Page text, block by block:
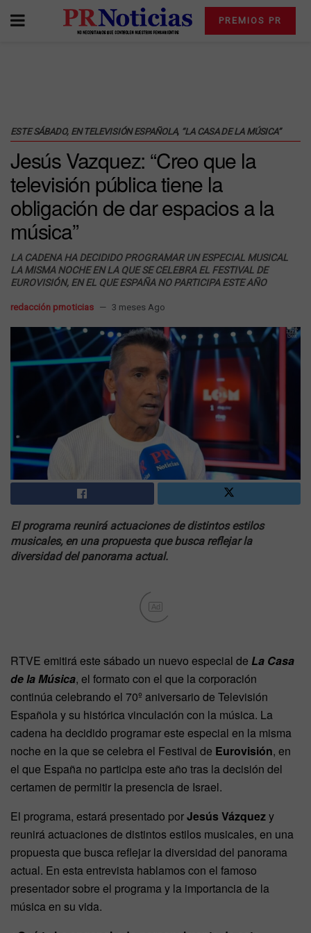
PREMIOS PR
ESTE SÁBADO, EN TELEVISIÓN ESPAÑOLA, “LA CASA DE LA MÚSICA”
Jesús Vazquez: “Creo que la
televisión pública tiene la
obligación de dar espacios a la
música”
LA CADENA HA DECIDIDO PROGRAMAR UN ESPECIAL MUSICAL
LA MISMA NOCHE EN LA QUE SE CELEBRA EL FESTIVAL DE
EUROVISIÓN, EN EL QUE ESPAÑA NO PARTICIPA ESTE AÑO
redacción prnoticias 3 meses Ago
El programa reunirá actuaciones de distintos estilos
musicales, en una propuesta que busca reflejar la
diversidad del panorama actual.
Ad
RTVE emitirá este sábado un nuevo especial de La Casa
de la Música, el formato con el que la corporación
continúa celebrando el 70º aniversario de Televisión
Española y su histórica vinculación con la música. La
cadena ha decidido programar este especial en la misma
noche en la que se celebra el Festival de Eurovisión, en
el que España no participa este año tras la decisión del
certamen de permitir la presencia de Israel.
El programa, estará presentado porJesús Vázquezy
reunirá actuaciones de distintos estilos musicales, en una
propuesta que busca reflejar la diversidad del panorama
actual. En esta entrevista hablamos con el famoso
presentador sobre el programa y la importancia de la
música en su vida.